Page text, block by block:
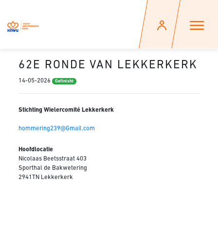
62E RONDE VAN LEKKERKERK
14-05-2026 Gefinisht
Stichting Wielercomité Lekkerkerk
hommering239@Gmail.com
Hoofdlocatie
Nicolaas Beetsstraat 403
Sporthal de Bakwetering
2941TN Lekkerkerk